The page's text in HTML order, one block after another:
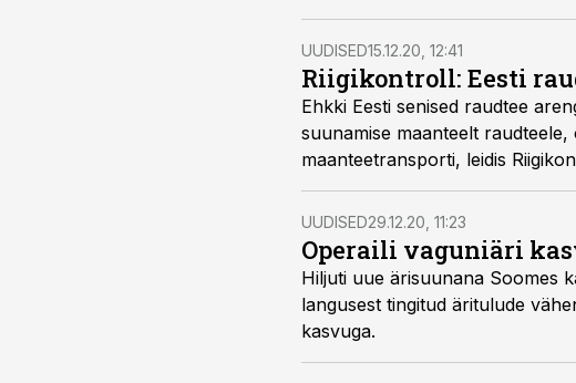
Operailil Soome
UUDISED15.12.20, 12:41
Riigikontroll: Eesti
Ehkki Eesti senised raudtee
suunamise maanteelt
maanteetransporti, leidis
UUDISED29.12.20, 11:23
Operaili vaguniäri
Hiljuti uue ärisuunana Soomes
langusest tingitud äritulude
kasvuga.